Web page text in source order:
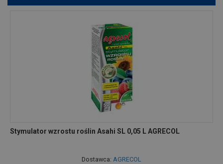
Stymulator wzrostu roślin Asahi SL 0,05 L AGRECOL
Dostawca: AGRECOL